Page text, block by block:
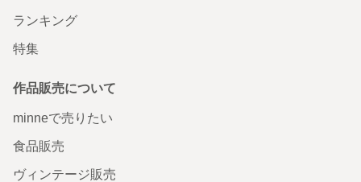
ランキング
特集
作品販売について
minneで売りたい
食品販売
ヴィンテージ販売